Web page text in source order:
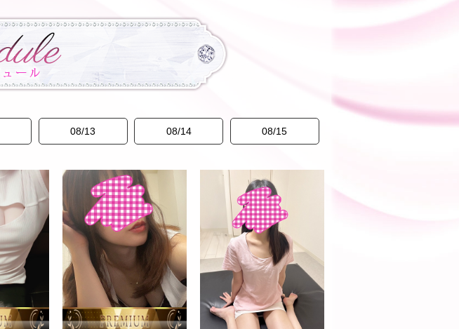
08/13 08/14 08/15